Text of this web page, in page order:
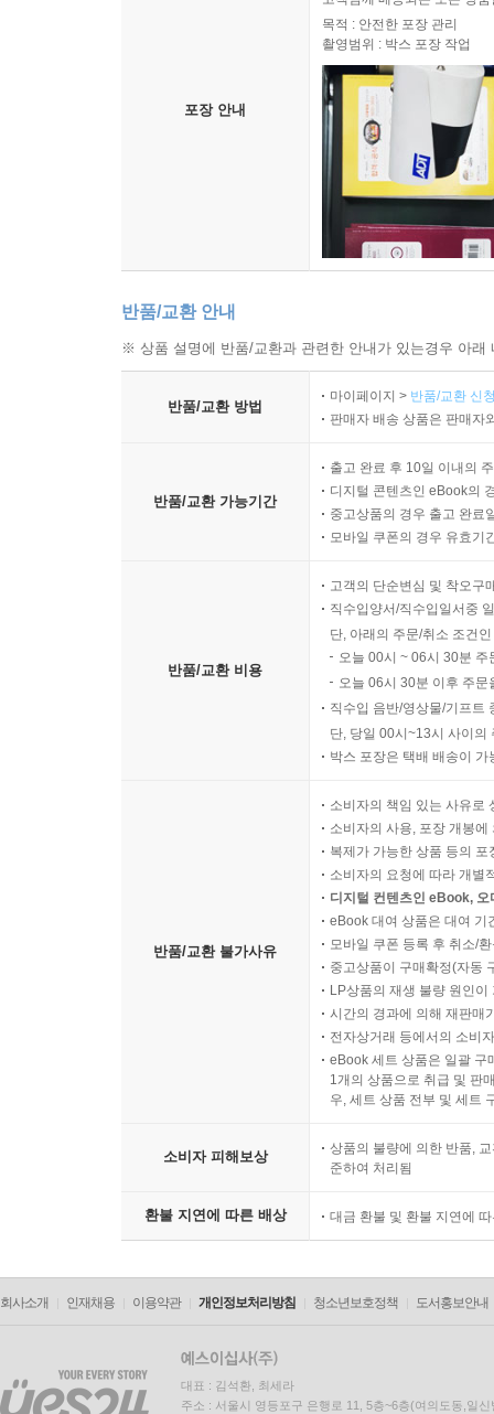
포장 안내
목적 : 안전한 포장 관리
촬영범위 : 박스 포장 작업
반품/교환 안내
※ 상품 설명에 반품/교환과 관련한 안내가 있는경우 아
반품/교환 방법
마이페이지 > 반품/교환 신
판매자 배송 상품은 판매자
반품/교환 가능기간
출고 완료 후 10일 이내의
디지털 콘텐츠인 eBook의
중고상품의 경우 출고 완료
모바일 쿠폰의 경우 유효기
반품/교환 비용
고객의 단순변심 및 착오구
직수입양서/직수입일서중
단, 아래의 주문/취소 조건
오늘 00시 ~ 06시 30분
오늘 06시 30분 이후 주
직수입 음반/영상물/기프트
단, 당일 00시~13시 사이의
박스 포장은 택배 배송이
반품/교환 불가사유
소비자의 책임 있는 사유로
소비자의 사용, 포장 개봉
복제가 가능한 상품 등의
소비자의 요청에 따라 개별
디지털 컨텐츠인 eBook,
eBook 대여 상품은 대여 기
모바일 쿠폰 등록 후 취소/
중고상품이 구매확정(자동
LP상품의 재생 불량 원인
시간의 경과에 의해 재판매
전자상거래 등에서의 소비
eBook 세트 상품은 일괄 구
1개의 상품으로 취급 및 판
우, 세트 상품 전부 및 세트
소비자 피해보상
상품의 불량에 의한 반품,
준하여 처리됨
환불 지연에 따른 배상 대금 환불 및 환불 지연에
회사소개 인재채용 이용약관 개인정보처리방침 청소년보호정책 도서홍보안내
대표 : 김석환, 최세라
주소 : 서울시 영등포구 은행로 11, 5층~6층(여의도동,일신